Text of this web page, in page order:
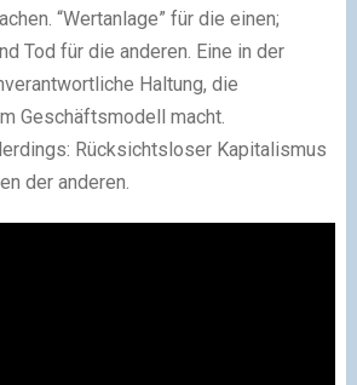
“Wertanlage” für die einen;
Tod für die anderen. Eine in der
Haltung, die
Geschäftsmodell macht.
Rücksichtsloser Kapitalismus
der anderen.